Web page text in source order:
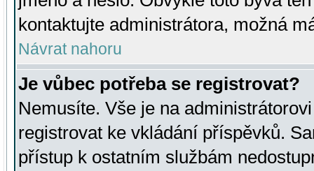
kontaktujte administrátora, možná
Návrat nahoru
Je vůbec potřeba se registrovat?
Nemusíte. Vše je na
registrovat ke vkládání příspěvků.
přístup k ostatním službám